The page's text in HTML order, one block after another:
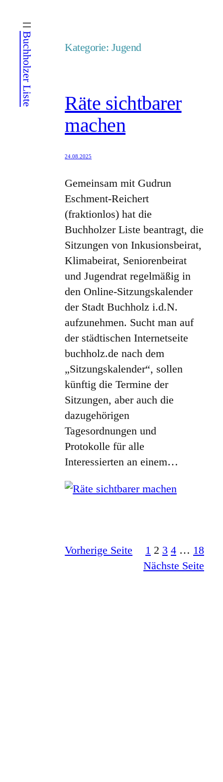
Inhalt
springen
Buchholzer Liste Kategorie: Jugend
Räte sichtbarer
machen
24.08.2025
Gemeinsam mit Gudrun
Eschment-Reichert
(fraktionlos) hat die
Buchholzer Liste beantragt, die
Sitzungen von Inkusionsbeirat,
Klimabeirat, Seniorenbeirat
und Jugendrat regelmäßig in
den Online-Sitzungskalender
der Stadt Buchholz i.d.N.
aufzunehmen. Sucht man auf
der städtischen Internetseite
buchholz.de nach dem
„Sitzungskalender“, sollen
künftig die Termine der
Sitzungen, aber auch die
dazugehörigen
Tagesordnungen und
Protokolle für alle
Interessierten an einem…
Vorherige Seite 1 2 3 4 … 18
Nächste Seite